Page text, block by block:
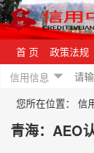
首 页 政策法规
信用信息
您所在位置： 信
青海：AEO